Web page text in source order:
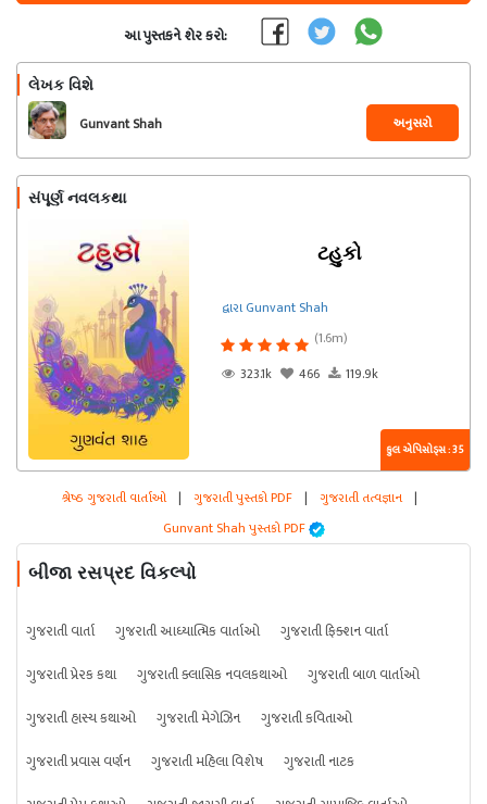
આ પુસ્તકને શેર કરો:
લેખક વિશે
Gunvant Shah અનુસરો
સંપૂર્ણ નવલકથા
ટહુકો
દ્વારા Gunvant Shah
(1.6m)
323.1k
466 119.9k
કુલ એપિસોડ્સ : 35
શ્રેષ્ઠ ગુજરાતી વાર્તાઓ | ગુજરાતી પુસ્તકો PDF | ગુજરાતી તત્વજ્ઞાન |
Gunvant Shah પુસ્તકો PDF
બીજા રસપ્રદ વિકલ્પો
ગુજરાતી વાર્તા ગુજરાતી આધ્યાત્મિક વાર્તાઓ
ગુજરાતી ફિક્શન વાર્તા
ગુજરાતી પ્રેરક કથા
ગુજરાતી ક્લાસિક નવલકથાઓ
ગુજરાતી બાળ વાર્તાઓ
ગુજરાતી હાસ્ય કથાઓ
ગુજરાતી મેગેઝિન
ગુજરાતી કવિતાઓ
ગુજરાતી પ્રવાસ વર્ણન
ગુજરાતી મહિલા વિશેષ
ગુજરાતી નાટક